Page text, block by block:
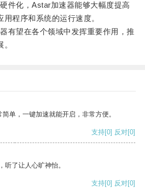
化，Astar加速器能够大幅度提高
程序和系统的运行速度。
望在各个领域中发挥重要作用，推
单，一键加速就能开启，非常方便。
支持[0] 反对[0]
听了让人心旷神怡。
支持[0] 反对[0]